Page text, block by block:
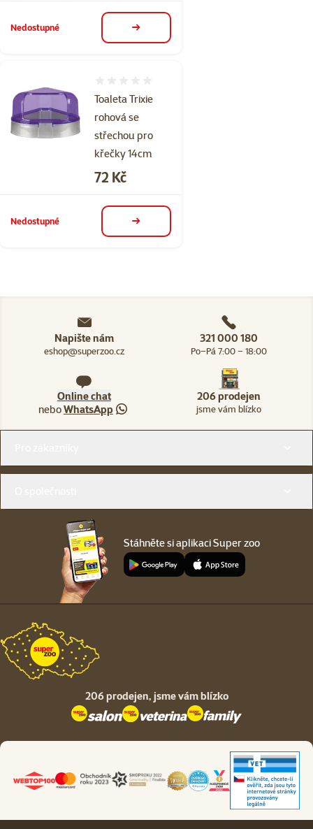
Nedostupné detail
Toaleta Trixie
rohová se
střechou pro
křečky 14cm
Cena
72 Kč
Nedostupné detail
Napište nám
eshop@superzoo.cz
321 000 180
Po–Pá 7:00 – 18:00
Online chat
neboWhatsApp
206 prodejen
jsme vám blízko
Stáhněte si aplikaci Super zoo
206 prodejen, jsme vám blízko